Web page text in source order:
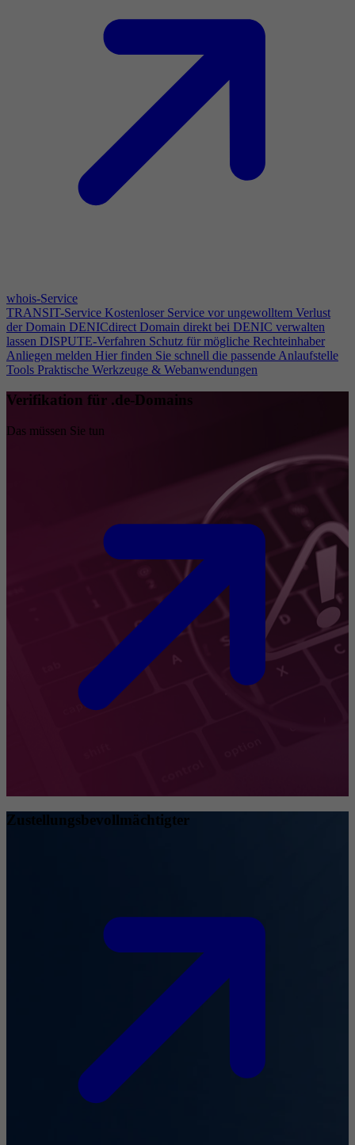
whois-Service
TRANSIT-Service Kostenloser Service vor ungewolltem Verlust
der Domain DENICdirect Domain direkt bei DENIC verwalten
lassen DISPUTE-Verfahren Schutz für mögliche Rechteinhaber
Anliegen melden Hier finden Sie schnell die passende Anlaufstelle
Tools Praktische Werkzeuge & Webanwendungen
Verifikation für .de-Domains
Das müssen Sie tun
Zustellungsbevollmächtigter